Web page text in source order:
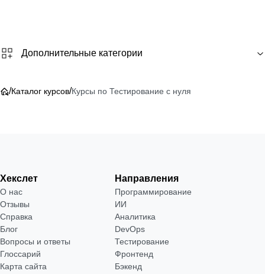
Дополнительные категории
/Каталог курсов/Курсы по Тестирование с нуля
Хекслет
О нас
Отзывы
Справка
Блог
Вопросы и ответы
Глоссарий
Карта сайта
Направления
Программирование
ИИ
Аналитика
DevOps
Тестирование
Фронтенд
Бэкенд